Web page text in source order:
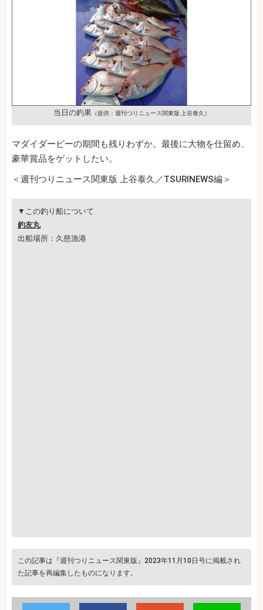
当日の釣果（提供：週刊つりニュース関東版 上谷泰久）
マダイダービーの期間も残りわずか。最後に大物を仕留め、
豪華賞品をゲットしたい。
＜週刊つりニュース関東版 上谷泰久／TSURINEWS編＞
▼この釣り船について
釣友丸
出船場所：久慈漁港
この記事は『週刊つりニュース関東版』2023年11月10日号に掲載され
た記事を再編集したものになります。